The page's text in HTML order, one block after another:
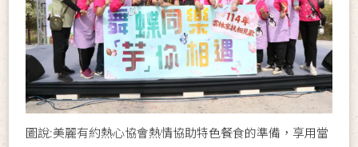
圖說:美麗有約熱心協會熱情協助特色餐食的準備，享用當